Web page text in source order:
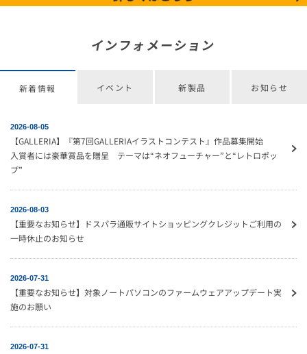
インフォメーション
新着情報 イベント 新製品 お知らせ
2026-08-05
【GALLERIA】『第7回GALLERIAイラストコンテスト』作品募集開始
入賞者には豪華賞品を贈呈 テーマは“ネオフューチャー”と“レトロポッ
プ”
2026-08-03
【重要なお知らせ】ドスパラ通販サイトショッピングクレジットご利用の
一時休止のお知らせ
2026-07-31
【重要なお知らせ】対象ノートパソコンのファームウェアアップデート実
施のお願い
2026-07-31